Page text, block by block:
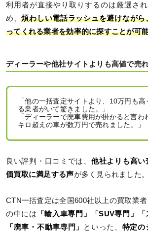
利用者が直接やり取りするのは厳選さ
め、煩わしい電話ラッシュを避けなが
ってくれる業者を効率的に探すことが可
ディーラーや他社サイトよりも高値で売
「他の一括査定サイトより、10万円も
る業者がいて驚きました。」
「ディーラーで廃車費用が掛かると言
キロ超えの車が数万円で売れました。」
良い評判・口コミでは、 他社よりも高い
価買取に満足する声が多く見られました。
CTN一括査定は全国600社以上の買取業
の中には
「輸入車専門」「SUV専門」「
「廃車・不動車専門」
といった、 特定の